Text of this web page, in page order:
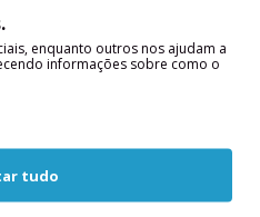
enquanto outros nos ajudam a
informações sobre como o
tudo